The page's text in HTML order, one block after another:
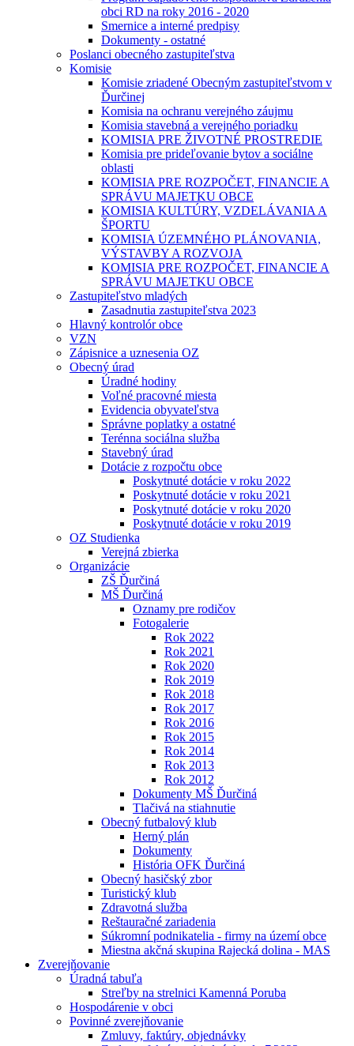
obci RD na roky 2016 - 2020
Smernice a interné predpisy
Dokumenty - ostatné
Poslanci obecného zastupiteľstva
Komisie
Komisie zriadené Obecným zastupiteľstvom v
Ďurčinej
Komisia na ochranu verejného záujmu
Komisia stavebná a verejného poriadku
KOMISIA PRE ŽIVOTNÉ PROSTREDIE
Komisia pre prideľovanie bytov a sociálne
oblasti
KOMISIA PRE ROZPOČET, FINANCIE A
SPRÁVU MAJETKU OBCE
KOMISIA KULTÚRY, VZDELÁVANIA A
ŠPORTU
KOMISIA ÚZEMNÉHO PLÁNOVANIA,
VÝSTAVBY A ROZVOJA
KOMISIA PRE ROZPOČET, FINANCIE A
SPRÁVU MAJETKU OBCE
Zastupiteľstvo mladých
Zasadnutia zastupiteľstva 2023
Hlavný kontrolór obce
VZN
Zápisnice a uznesenia OZ
Obecný úrad
Úradné hodiny
Voľné pracovné miesta
Evidencia obyvateľstva
Správne poplatky a ostatné
Terénna sociálna služba
Stavebný úrad
Dotácie z rozpočtu obce
Poskytnuté dotácie v roku 2022
Poskytnuté dotácie v roku 2021
Poskytnuté dotácie v roku 2020
Poskytnuté dotácie v roku 2019
OZ Studienka
Verejná zbierka
Organizácie
ZŠ Ďurčiná
MŠ Ďurčiná
Oznamy pre rodičov
Fotogalerie
Rok 2022
Rok 2021
Rok 2020
Rok 2019
Rok 2018
Rok 2017
Rok 2016
Rok 2015
Rok 2014
Rok 2013
Rok 2012
Dokumenty MŠ Ďurčiná
Tlačivá na stiahnutie
Obecný futbalový klub
Herný plán
Dokumenty
História OFK Ďurčiná
Obecný hasičský zbor
Turistický klub
Zdravotná služba
Reštauračné zariadenia
Súkromní podnikatelia - firmy na území obce
Miestna akčná skupina Rajecká dolina - MAS
Zverejňovanie
Úradná tabuľa
Streľby na strelnici Kamenná Poruba
Hospodárenie v obci
Povinné zverejňovanie
Zmluvy, faktúry, objednávky